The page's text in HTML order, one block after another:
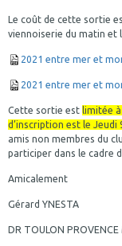
Le coût de cette sortie
viennoiserie du matin et
2021 entre mer et
2021 entre mer et
Cette sortie est imitée
d’inscription est le Jeudi
amis non membres du
participer dans le cadre
Amicalement
Gérard YNESTA
DR TOULON PROVENCE